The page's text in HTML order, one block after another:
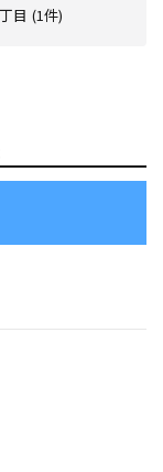
目 (1件)